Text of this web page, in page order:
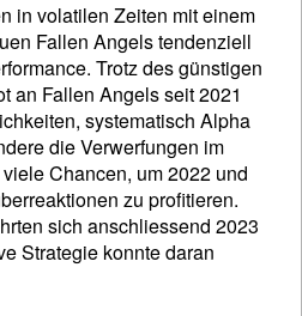
in volatilen Zeiten mit einem
Fallen Angels tendenziell
Trotz des günstigen
an Fallen Angels seit 2021
systematisch Alpha
die Verwerfungen im
Chancen, um 2022 und
zu profitieren.
sich anschliessend 2023
Strategie konnte daran